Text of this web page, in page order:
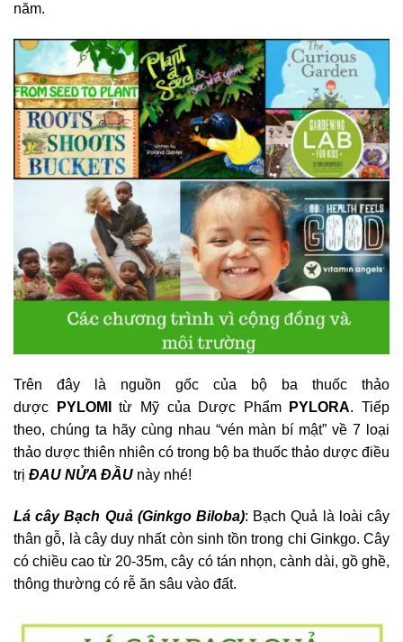
năm.
Trên đây là nguồn gốc của bộ ba thuốc thảo
dược
PYLOMI từ Mỹ của Dược Phẩm PYLORA. Tiếp
theo, chúng ta hãy cùng nhau “vén màn bí mật” về 7 loại
thảo dược thiên nhiên có trong bộ ba thuốc thảo dược điều
trị ĐAU NỬA ĐẦU này nhé!
Lá cây Bạch Quả (Ginkgo Biloba): Bạch Quả là loài cây
thân gỗ, là cây duy nhất còn sinh tồn trong chi Ginkgo. Cây
có chiều cao từ 20-35m, cây có tán nhọn, cành dài, gồ ghề,
thông thường có rễ ăn sâu vào đất.